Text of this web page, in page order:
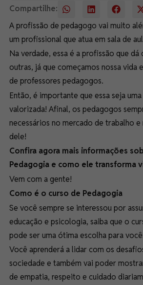
Compartilhe:
A profissão de pedagogo vai muito
um profissional que atua em sala de
Na verdade, essa é a profissão que dá
outras, já que começamos nossa vida
de professores pedagogos.
Então, é importante que essa seja
valorizada! Afinal, os pedagogos
necessários no mercado de trabalho e
dele!
Confira agora mais informações
Pedagogia e como ele transforma
Vem com a gente!
Como é o curso de Pedagogia
Se você sempre se interessou por
educação e psicologia, saiba que o
pode ser uma ótima escolha para
Você aprenderá a lidar com os
sociedade e também vai poder
de empatia, respeito e cuidado